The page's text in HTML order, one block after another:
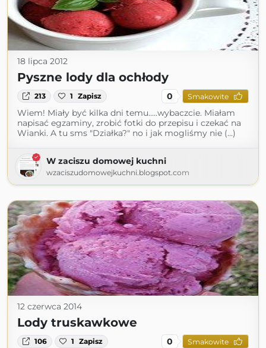
18 lipca 2012
Pyszne lody dla ochłody
213 1 Zapisz 0 Smakowite
Wiem! Miały być kilka dni temu.....wybaczcie. Miałam
napisać egzaminy, zrobić fotki do przepisu i czekać na
Wianki. A tu sms "Działka?" no i jak mogliśmy nie (...)
W zaciszu domowej kuchni
wzaciszudomowejkuchni.blogspot.com
12 czerwca 2014
Lody truskawkowe
106 1 Zapisz 0 Smakowite